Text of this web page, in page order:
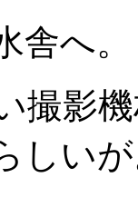
舎へ。
撮影
しい